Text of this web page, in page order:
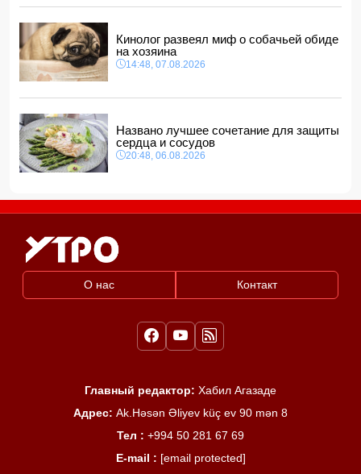
Кинолог развеял миф о собачьей обиде
на хозяина
14:48, 07.08.2026
Названо лучшее сочетание для защиты
сердца и сосудов
20:48, 06.08.2026
О нас Контакт
Главный редактор: Хабил Агазаде
Адрес: Ak.Həsən Əliyev küç ev 90 mən 8
Тел : +994 50 281 67 69
E-mail : [email protected]